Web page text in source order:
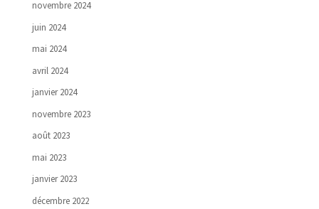
novembre 2024
juin 2024
mai 2024
avril 2024
janvier 2024
novembre 2023
août 2023
mai 2023
janvier 2023
décembre 2022